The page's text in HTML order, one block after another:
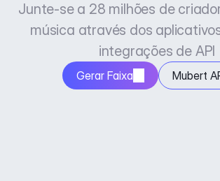
Junte-se a 28 milhões de
música através dos
integrações de API
Gerar Faixa Mubert